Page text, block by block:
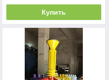
Купить